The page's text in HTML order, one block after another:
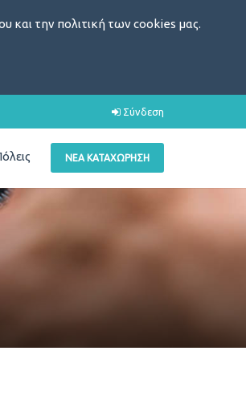
και την πολιτική των cookies μας.
Σύνδεση
ΝΈΑ ΚΑΤΑΧΏΡΗΣΗ